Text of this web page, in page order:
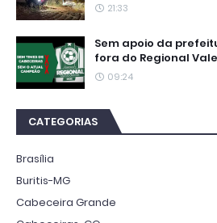
21:33
Sem apoio da
fora do Regional
09:24
CATEGORIAS
Brasília
Buritis-MG
Cabeceira Grande